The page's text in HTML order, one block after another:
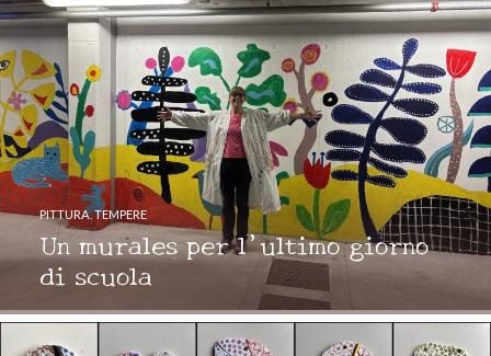
Un murales per l’ultimo giorno
di scuola
PITTURA,TEMPERE